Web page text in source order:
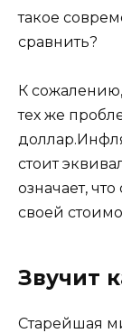
такое
сравнить?
К сожалению,
тех же
стоит
означает,
своей
Звучит
Старейшая